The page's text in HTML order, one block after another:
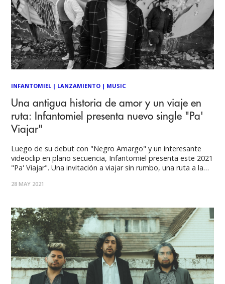
INFANTOMIEL | LANZAMIENTO | MUSIC
Una antigua historia de amor y un viaje en
ruta: Infantomiel presenta nuevo single "Pa'
Viajar"
Luego de su debut con "Negro Amargo" y un interesante
videoclip en plano secuencia, Infantomiel presenta este 2021
"Pa' Viajar". Una invitación a viajar sin rumbo, una ruta a la
Viajar", nuevo sencillo del proyecto de Concepción,
28 MAY 2021